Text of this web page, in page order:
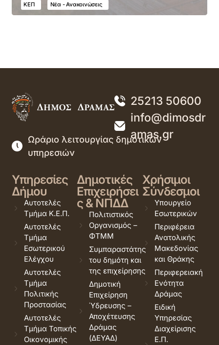
ΚΕΠ Νέα - Ανακοινώσεις
25213 50600
info@dimosdr
amas.gr
Ωράριο λειτουργίας δημοτικών
υπηρεσιών
Υπηρεσίες
Δήμου
Αυτοτελές
Τμήμα Κ.Ε.Π.
Αυτοτελές
Τμήμα
Εσωτερικού
Ελέγχου
Αυτοτελές
Τμήμα
Πολιτικής
Προστασίας
Αυτοτελές
Τμήμα Τοπικής
Οικονομικής
Δημοτικές
Επιχειρήσει
ς & ΝΠΔΔ
Πολιτιστικός
Οργανισμός –
ΦΤΜΜ
Συμπαραστάτης
του δημότη και
της επιχείρησης
Δημοτική
Επιχείρηση
Ύδρευσης –
Αποχέτευσης
Δράμας
(ΔΕΥΑΔ)
Χρήσιμοι
Σύνδεσμοι
Υπουργείο
Εσωτερικών
Περιφέρεια
Ανατολικής
Μακεδονίας
και Θράκης
Περιφερειακή
Ενότητα
Δράμας
Ειδική
Υπηρεσίας
Διαχείρισης
Ε.Π.